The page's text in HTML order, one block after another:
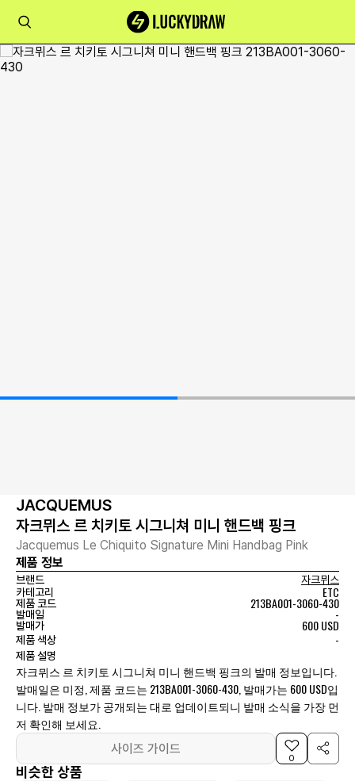
JACQUEMUS
자크뮈스 르 치키토 시그니쳐 미니 핸드백 핑크
Jacquemus Le Chiquito Signature Mini Handbag Pink
제품 정보
브랜드
자크뮈스
카테고리
ETC
제품 코드 213BA001-3060-430
발매일 -
발매가 600 USD
제품 색상 -
제품 설명
자크뮈스 르 치키토 시그니쳐 미니 핸드백 핑크의 발매 정보입니다.
발매일은 미정, 제품 코드는 213BA001-3060-430, 발매가는 600 USD입
니다. 발매 정보가 공개되는 대로 업데이트되니 발매 소식을 가장 먼
저 확인해 보세요.
사이즈 가이드
0
비슷한 상품